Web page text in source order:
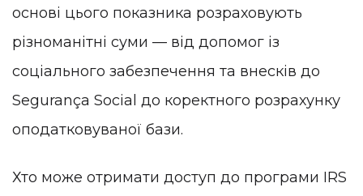
основі цього показника розраховують
різноманітні суми — від допомог із
соціального забезпечення та внесків до
Segurança Social до коректного розрахунку
оподатковуваної бази.
Хто може отримати доступ до програми IRS